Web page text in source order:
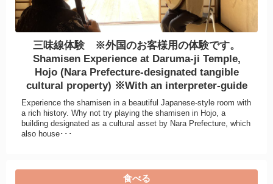
三味線体験 ※外国のお客様用の体験です。
Shamisen Experience at Daruma-ji Temple,
Hojo (Nara Prefecture-designated tangible
cultural property) ※With an interpreter-guide
Experience the shamisen in a beautiful Japanese-style room with
a rich history. Why not try playing the shamisen in Hojo, a
building designated as a cultural asset by Nara Prefecture, which
also house･･･
食べる